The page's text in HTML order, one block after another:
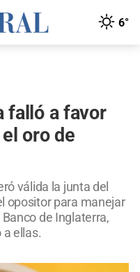
6°
falló a favor
oro de
válida la junta del
opositor para manejar
de Inglaterra,
a ellas.